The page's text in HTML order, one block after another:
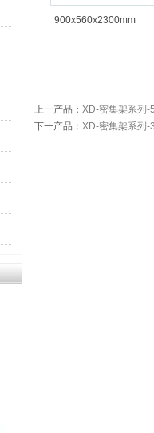
900x560x2300mm
上一产品 ： XD-密集架系列-
下一产品 ： XD-密集架系列-